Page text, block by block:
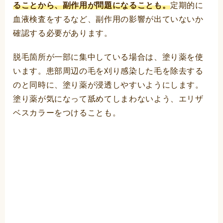
ることから、副作用が問題になることも。定期的に
血液検査をするなど、副作用の影響が出ていないか
確認する必要があります。
脱毛箇所が一部に集中している場合は、塗り薬を使
います。患部周辺の毛を刈り感染した毛を除去する
のと同時に、塗り薬が浸透しやすいようにします。
塗り薬が気になって舐めてしまわないよう、エリザ
ベスカラーをつけることも。